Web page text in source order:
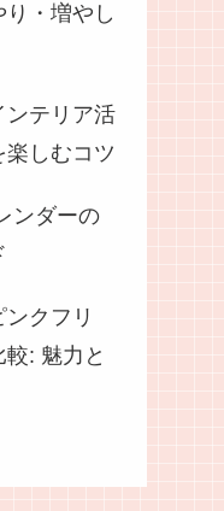
・増やし
ンテリア活
しむコツ
ンダーの
クフリ
: 魅力と